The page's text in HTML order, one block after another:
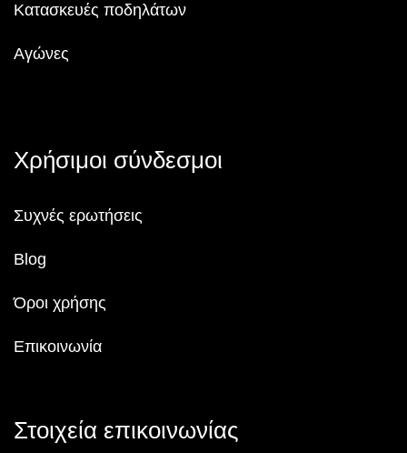
Κατασκευές ποδηλάτων
Αγώνες
Χρήσιμοι σύνδεσμοι
Συχνές ερωτήσεις
Blog
Όροι χρήσης
Επικοινωνία
Στοιχεία επικοινωνίας